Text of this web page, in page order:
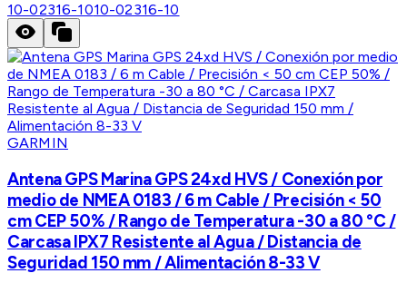
10-02316-1010-02316-10
GARMIN
Antena GPS Marina GPS 24xd HVS / Conexión por
medio de NMEA 0183 / 6 m Cable / Precisión < 50
cm CEP 50% / Rango de Temperatura -30 a 80 °C /
Carcasa IPX7 Resistente al Agua / Distancia de
Seguridad 150 mm / Alimentación 8-33 V